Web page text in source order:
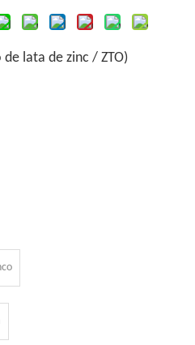
lata de zinc / ZTO)